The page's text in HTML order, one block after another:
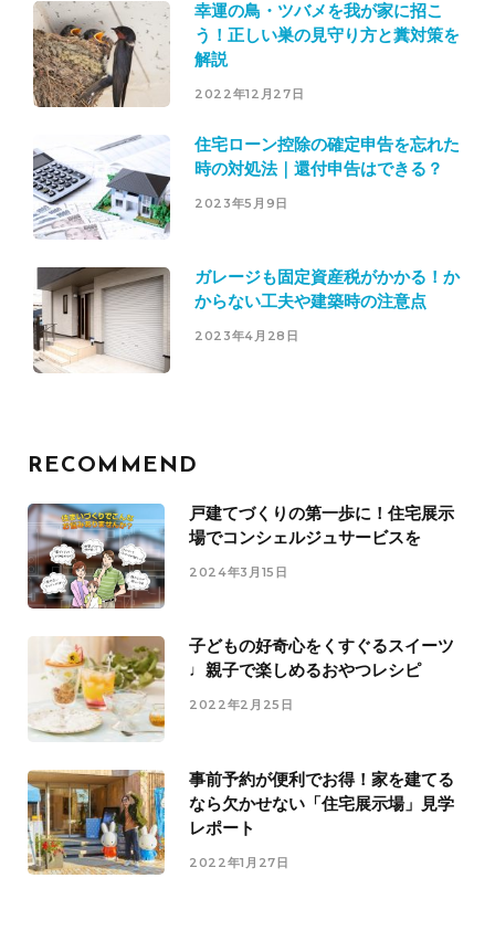
幸運の鳥・ツバメを我が家に招こ
う！正しい巣の見守り方と糞対策を
解説
2022年12月27日
住宅ローン控除の確定申告を忘れた
時の対処法｜還付申告はできる？
2023年5月9日
ガレージも固定資産税がかかる！か
からない工夫や建築時の注意点
2023年4月28日
RECOMMEND
戸建てづくりの第一歩に！住宅展示
場でコンシェルジュサービスを
2024年3月15日
子どもの好奇心をくすぐるスイーツ
♩親子で楽しめるおやつレシピ
2022年2月25日
事前予約が便利でお得！家を建てる
なら欠かせない「住宅展示場」見学
レポート
2022年1月27日